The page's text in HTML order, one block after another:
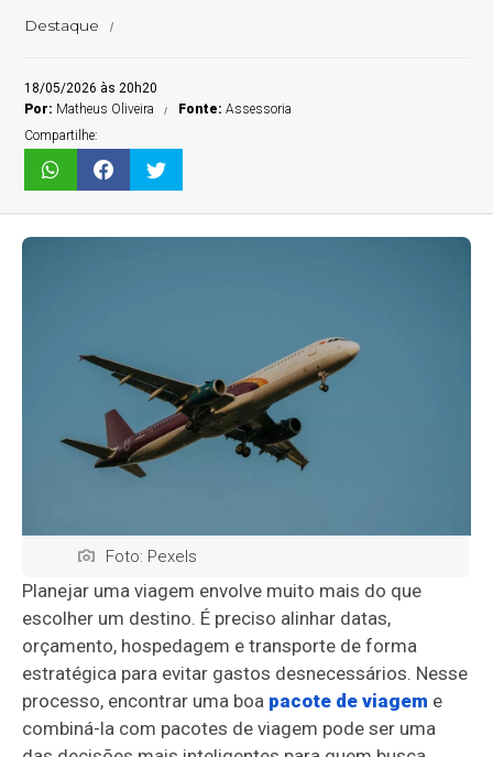
Destaque
18/05/2026 às 20h20
Por: Matheus Oliveira Fonte:Assessoria
Compartilhe:
Foto: Pexels
Planejar uma viagem envolve muito mais do que
escolher um destino. É preciso alinhar datas,
orçamento, hospedagem e transporte de forma
estratégica para evitar gastos desnecessários. Nesse
processo, encontrar uma boa pacote de viagem e
combiná-la com pacotes de viagem pode ser uma